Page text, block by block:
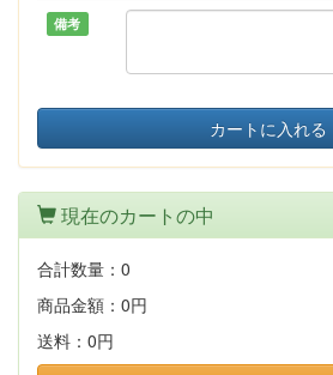
備考
カートに入れる
現在のカートの中
合計数量： 0
商品金額： 0円
送料： 0円